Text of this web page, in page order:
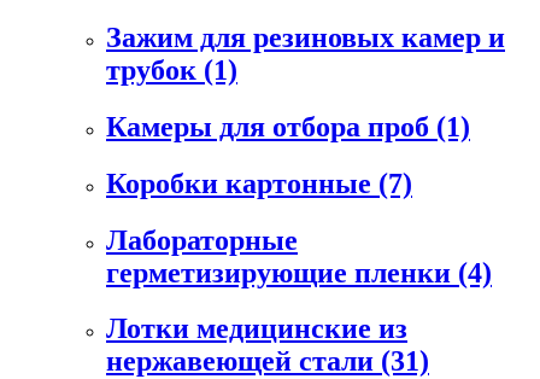
Зажим для резиновых камер и
трубок (1)
Камеры для отбора проб (1)
Коробки картонные (7)
Лабораторные
герметизирующие пленки (4)
Лотки медицинские из
нержавеющей стали (31)